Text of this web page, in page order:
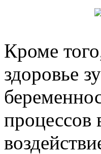
Кроме
здоровье
процессов